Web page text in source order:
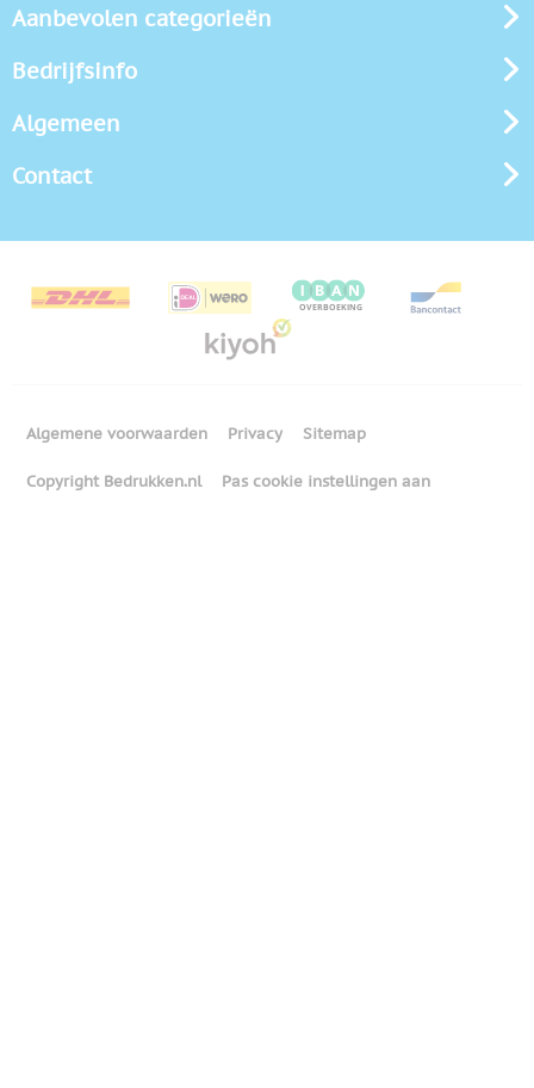
Aanbevolen categorieën
Bedrijfsinfo
Algemeen
Contact
Algemene voorwaarden Privacy Sitemap
Copyright Bedrukken.nl Pas cookie instellingen aan